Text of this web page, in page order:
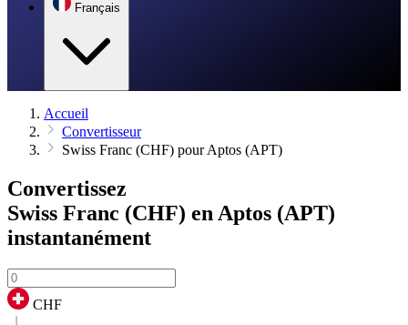
Français
Accueil
Convertisseur
Swiss Franc (CHF) pour Aptos (APT)
Convertissez
Swiss Franc (CHF) en Aptos (APT)
instantanément
CHF